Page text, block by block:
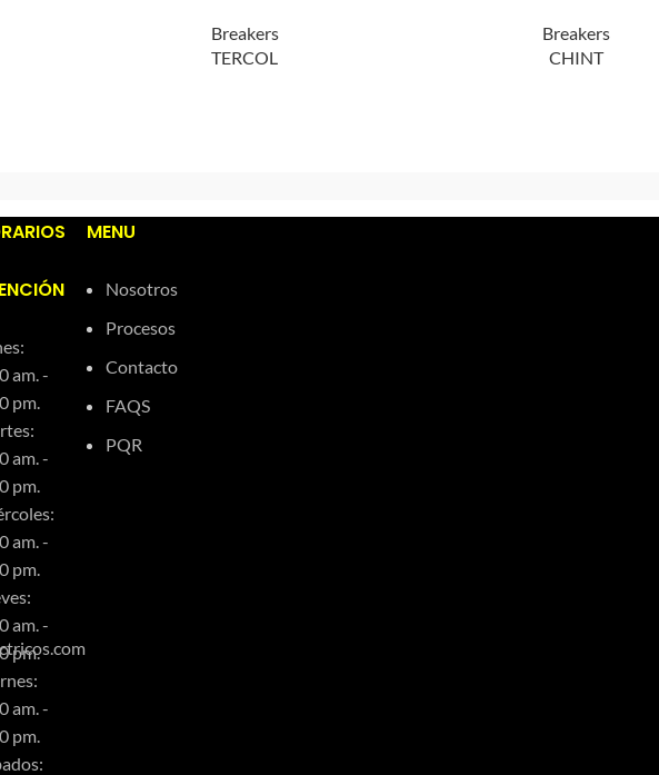
Breakers
TERCOL
Breakers
CHINT
am. -
pm.
am. -
pm.
am. -
pm.
am. -
pm.
am. -
pm.
MENU
Nosotros
Procesos
Contacto
FAQS
PQR